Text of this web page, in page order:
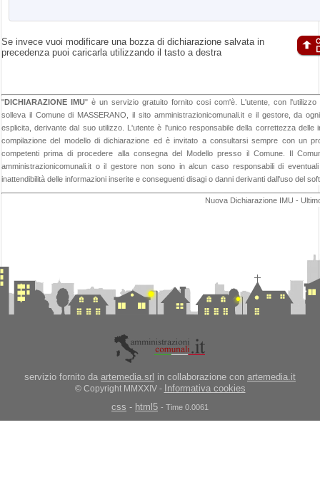
Se invece vuoi modificare una bozza di dichiarazione salvata in
precedenza puoi caricarla utilizzando il tasto a destra
"DICHIARAZIONE IMU" è un servizio gratuito fornito cosi com'è. L'utente, con l'utilizzo
solleva il Comune di MASSERANO, il sito amministrazionicomunali.it e il gestore, da
esplicita, derivante dal suo utilizzo. L'utente è l'unico responsabile della correttezza delle
compilazione del modello di dichiarazione ed è invitato a consultarsi sempre con un
competenti prima di procedere alla consegna del Modello presso il Comune. Il
amministrazionicomunali.it o il gestore non sono in alcun caso responsabili di
inattendibilità delle informazioni inserite e conseguenti disagi o danni derivanti dall'uso del
Nuova Dichiarazione IMU -
servizio fornito da artemedia.srl in collaborazione con artemedia.it
© Copyright MMXXIV - Informativa cookies
css - html5 - Time 0.0061